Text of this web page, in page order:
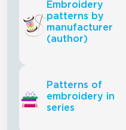
Embroidery
patterns by
manufacturer
(author)
Patterns of
embroidery in
series